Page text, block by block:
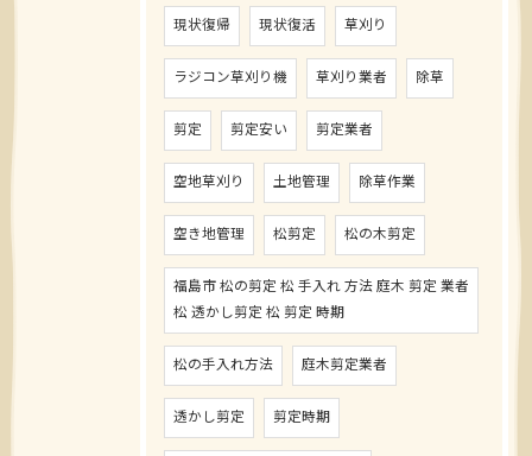
現状復帰 現状復活 草刈り
ラジコン草刈り機 草刈り業者 除草
剪定 剪定安い 剪定業者
空地草刈り 土地管理 除草作業
空き地管理 松剪定 松の木剪定
福島市 松の剪定 松 手入れ 方法 庭木 剪定 業者
松 透かし剪定 松 剪定 時期
松の手入れ方法 庭木剪定業者
透かし剪定 剪定時期